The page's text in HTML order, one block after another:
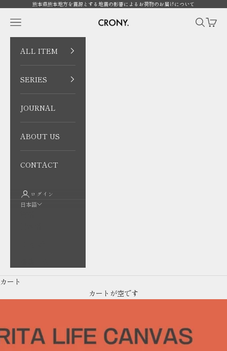
コンテンツへスキップ
熊本県熊本地方を震源とする地震の影響によるお荷物のお届けについて
CRONY. ONLINE
メニューを開く 検索を開
カー
ALL ITEM
SERIES
JOURNAL
ABOUT US
CONTACT
ログイン
日本語
カート
カートが空です